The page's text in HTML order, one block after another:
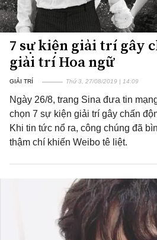
7 sự kiện giải trí gây
giải trí Hoa ngữ
GIẢI TRÍ Thứ 3, 27/08/2019 | 14:09
Ngày 26/8, trang Sina đưa tin
chọn 7 sự kiện giải trí gây chấn
Khi tin tức nổ ra, công chúng đã
thậm chí khiến Weibo tê liệt.